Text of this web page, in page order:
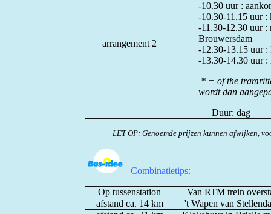
arrangement 2
-10.30 uur :
-10.30-11.15 uur :
-11.30-12.30 uur :
Brouwersdam
-12.30-13.15 uur
-13.30-14.30 uur :
* = of the
wordt dan
Duur:
LET OP: Genoemde prijzen kunnen afwijken,
Combinatietips:
Op tussenstation
Van RTM trein
afstand ca. 14 km
't Wapen van